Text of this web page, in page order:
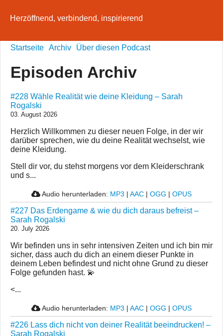
Herzöffnend, verbindend, inspirierend
Startseite Archiv Über diesen Podcast
Episoden Archiv
#228 Wähle Realität wie deine Kleidung – Sarah
Rogalski
03. August 2026
Herzlich Willkommen zu dieser neuen Folge, in der wir
darüber sprechen, wie du deine Realität wechselst, wie
deine Kleidung.
Stell dir vor, du stehst morgens vor dem Kleiderschrank
und s...
Audio herunterladen: MP3 | AAC | OGG | OPUS
#227 Das Erdengame & wie du dich daraus befreist –
Sarah Rogalski
20. July 2026
Wir befinden uns in sehr intensiven Zeiten und ich bin mir
sicher, dass auch du dich an einem dieser Punkte in
deinem Leben befindest und nicht ohne Grund zu dieser
Folge gefunden hast. 💫
<...
Audio herunterladen: MP3 | AAC | OGG | OPUS
#226 Lass dich nicht von deiner Realität beeindrucken! –
Sarah Rogalski